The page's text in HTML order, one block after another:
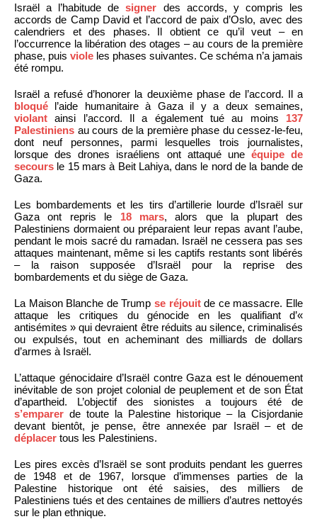
Israël a l’habitude designer des accords, y compris les
accords de Camp David et l’accord de paix d’Oslo, avec des
calendriers et des phases. Il obtient ce qu’il veut – en
l’occurrence la libération des otages – au cours de la première
phase, puis viole les phases suivantes. Ce schéma n’a jamais
été rompu.
Israël a refusé d’honorer la deuxième phase de l’accord. Il a
bloqué l’aide humanitaire à Gaza il y a deux semaines,
violant ainsi l’accord. Il a également tué au moins 137
Palestiniens au cours de la première phase du cessez-le-feu,
dont neuf personnes, parmi lesquelles trois journalistes,
lorsque des drones israéliens ont attaqué une équipe de
secours le 15 mars à Beit Lahiya, dans le nord de la bande de
Gaza.
Les bombardements et les tirs d’artillerie lourde d’Israël sur
Gaza ont repris le 18 mars, alors que la plupart des
Palestiniens dormaient ou préparaient leur repas avant l’aube,
pendant le mois sacré du ramadan. Israël ne cessera pas ses
attaques maintenant, même si les captifs restants sont libérés
– la raison supposée d’Israël pour la reprise des
bombardements et du siège de Gaza.
La Maison Blanche de Trump se réjouitde ce massacre. Elle
attaque les critiques du génocide en les qualifiant d’«
antisémites » qui devraient être réduits au silence, criminalisés
ou expulsés, tout en acheminant des milliards de dollars
d’armes à Israël.
L’attaque génocidaire d’Israël contre Gaza est le dénouement
inévitable de son projet colonial de peuplement et de son État
d’apartheid. L’objectif des sionistes a toujours été de
s’emparer de toute la Palestine historique – la Cisjordanie
devant bientôt, je pense, être annexée par Israël – et de
déplacer tous les Palestiniens.
Les pires excès d’Israël se sont produits pendant les guerres
de 1948 et de 1967, lorsque d’immenses parties de la
Palestine historique ont été saisies, des milliers de
Palestiniens tués et des centaines de milliers d’autres nettoyés
sur le plan ethnique.